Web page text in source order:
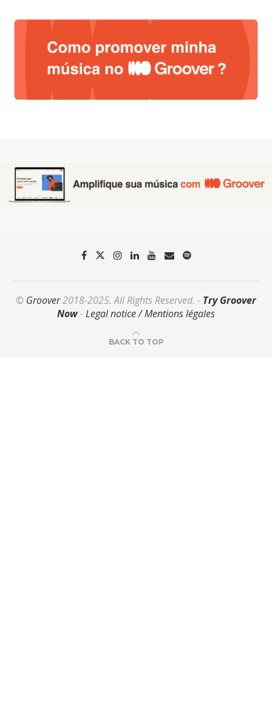
© Groover2018-2025. All Rights Reserved. - Try Groover
Now-Legal notice / Mentions légales
BACK TO TOP